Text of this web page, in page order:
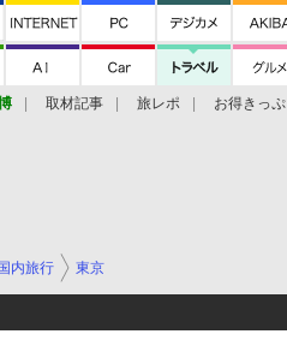
取材記事 旅レポ お得きっぷ
国内旅行 東京